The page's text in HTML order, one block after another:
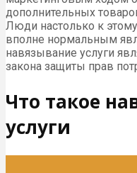
дополнительных
Люди настолько к
вполне нормальным
навязывание услуги
закона защиты прав
Что такое
услуги